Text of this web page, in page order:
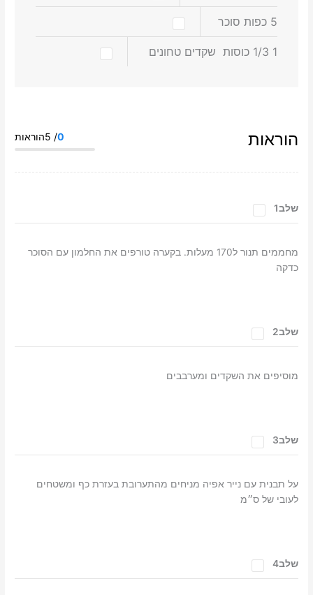
5 כפות סוכר
1 1/3 כוסות שקדים טחונים
הוראות 0/ 5הוראות
שלב1
מחממים תנור ל170 מעלות. בקערה טורפים את החלמון עם הסוכר
כדקה
שלב2
מוסיפים את השקדים ומערבבים
שלב3
על תבנית עם נייר אפיה מניחים מהתערובת בעזרת כף ומשטחים
לעובי של ס״מ
שלב4